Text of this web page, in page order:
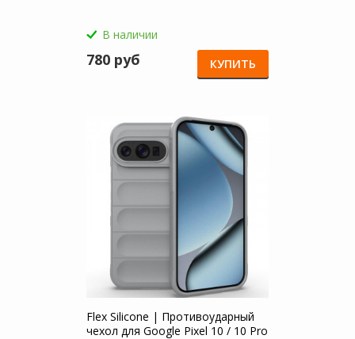
В наличии
780 руб КУПИТЬ
Flex Silicone | Противоударный
чехол для Google Pixel 10 / 10 Pro